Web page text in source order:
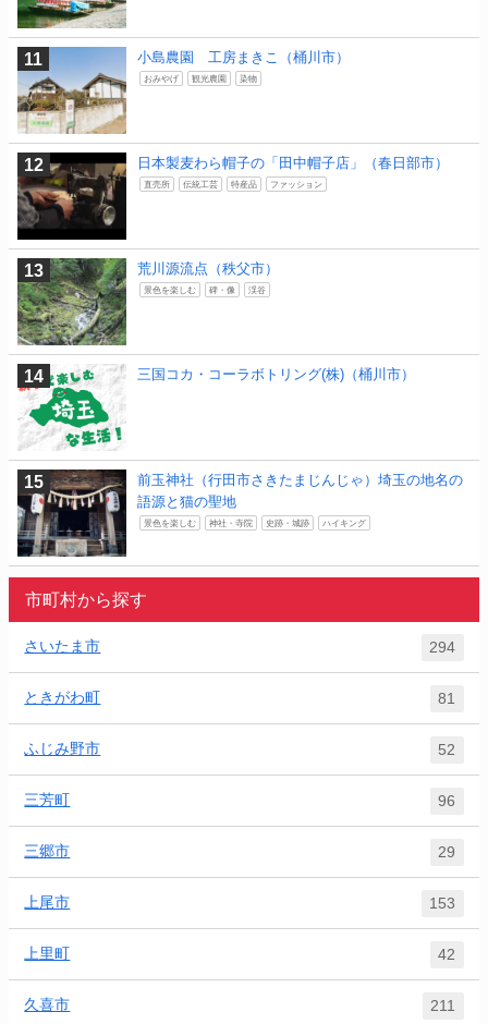
小島農園 工房まきこ（桶川市）
おみやげ 観光農園 染物
日本製麦わら帽子の「田中帽子店」（春日部市）
直売所 伝統工芸 特産品 ファッション
荒川源流点（秩父市）
景色を楽しむ 碑・像 渓谷
三国コカ・コーラボトリング(株)（桶川市）
前玉神社（行田市さきたまじんじゃ）埼玉の地名の
語源と猫の聖地
景色を楽しむ 神社・寺院 史跡・城跡 ハイキング
市町村から探す
さいたま市 294
ときがわ町 81
ふじみ野市 52
三芳町 96
三郷市 29
上尾市 153
上里町 42
久喜市 211